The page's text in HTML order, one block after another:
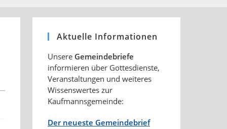
Aktuelle Informationen
Unsere Gemeindebriefe
informieren über Gottesdienste,
Veranstaltungen und weiteres
Wissenswertes zur
Kaufmannsgemeinde:
Der neueste Gemeindebrief